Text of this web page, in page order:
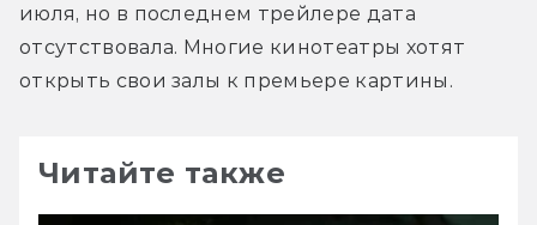
июля, но в последнем трейлере дата
отсутствовала. Многие кинотеатры хотят
открыть свои залы к премьере картины.
Читайте также